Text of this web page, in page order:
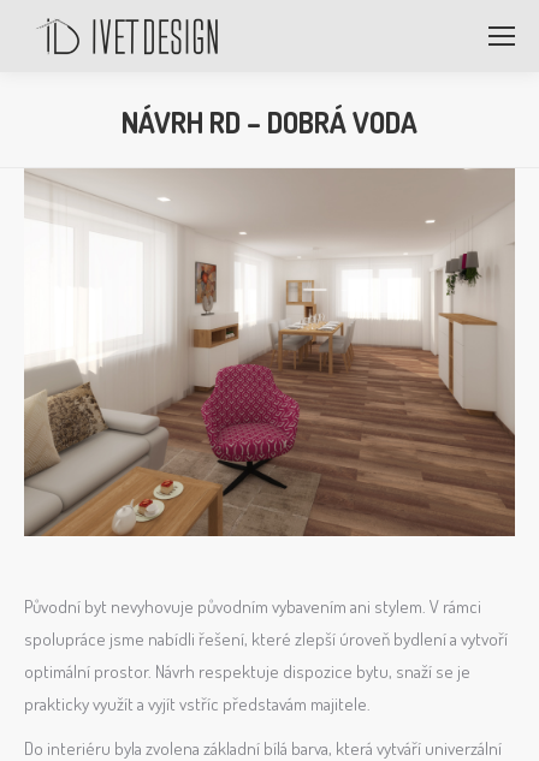
NÁVRH RD – DOBRÁ VODA
Původní byt nevyhovuje původním vybavením ani stylem. V rámci
spolupráce jsme nabídli řešení, které zlepší úroveň bydlení a vytvoří
optimální prostor. Návrh respektuje dispozice bytu, snaží se je
prakticky využít a vyjít vstříc představám majitele.
Do interiéru byla zvolena základní bílá barva, která vytváří univerzální